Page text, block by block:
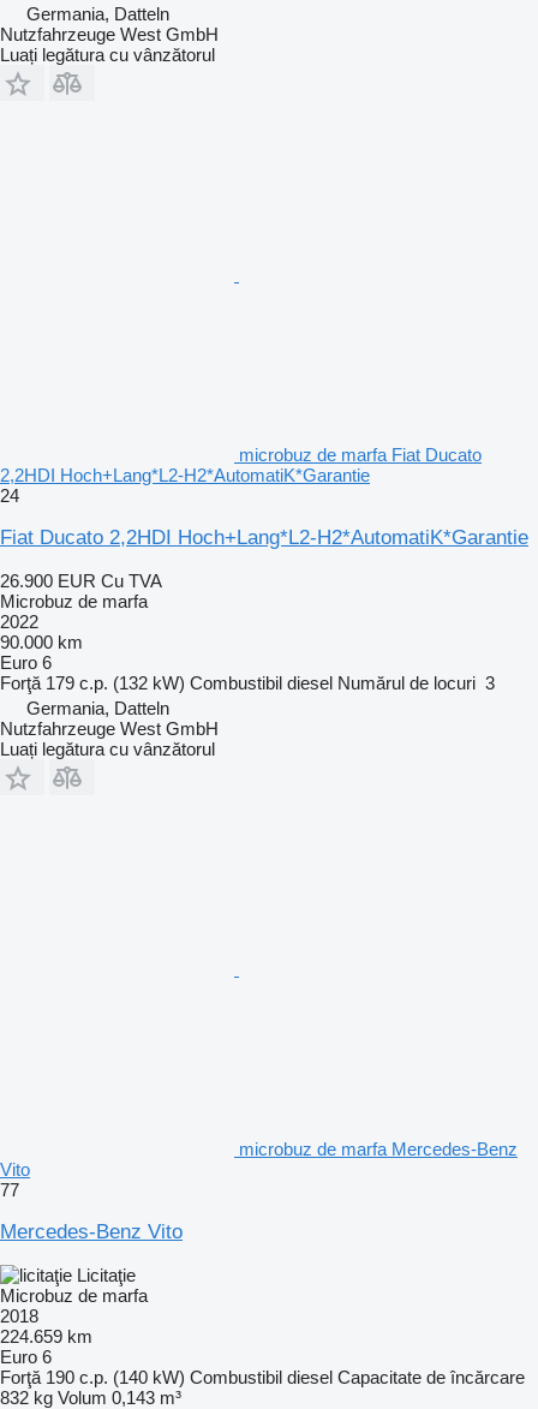
Germania, Datteln
Nutzfahrzeuge West GmbH
Luați legătura cu vânzătorul
microbuz de marfa Fiat Ducato
2,2HDI Hoch+Lang*L2-H2*AutomatiK*Garantie
24
Fiat Ducato 2,2HDI Hoch+Lang*L2-H2*AutomatiK*Garantie
26.900 EUR Cu TVA
Microbuz de marfa
2022
90.000 km
Euro 6
Forţă 179 c.p. (132 kW) Combustibil diesel Numărul de locuri 3
Germania, Datteln
Nutzfahrzeuge West GmbH
Luați legătura cu vânzătorul
microbuz de marfa Mercedes-Benz
Vito
77
Mercedes-Benz Vito
Licitaţie
Microbuz de marfa
2018
224.659 km
Euro 6
Forţă 190 c.p. (140 kW) Combustibil diesel Capacitate de încărcare
832 kg Volum 0,143 m³